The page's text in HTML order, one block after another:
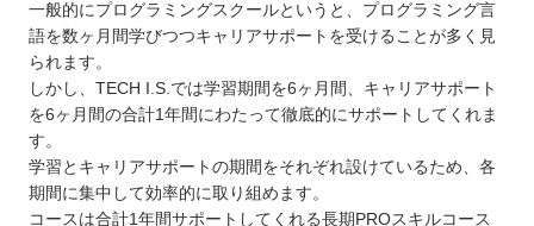
プログラミングスクールで挫折しないために
【茨城】子ども向けのおすすめプログラミングス
クール4選
Pocket
スタープログラミングスクール
トライ式プログラミング教室
一般的にプログラミングスクールというと、プログラミング言
語を数ヶ月間学びつつキャリアサポートを受けることが多く見
られます。
しかし、TECH I.S.では学習期間を6ヶ月間、キャリアサポート
を6ヶ月間の合計1年間にわたって徹底的にサポートしてくれま
す。
学習とキャリアサポートの期間をそれぞれ設けているため、各
期間に集中して効率的に取り組めます。
コースは合計1年間サポートしてくれる長期PROスキルコース